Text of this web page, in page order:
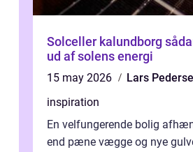
Solceller kalundborg sådan får du mest
ud af solens energi
15 may 2026
Lars
inspiration
En velfungerende bolig
end pæne vægge og nye